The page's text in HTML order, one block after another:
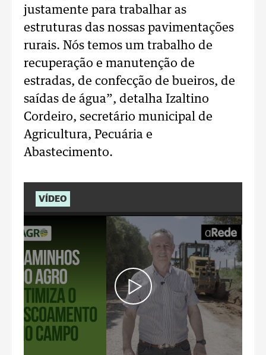
justamente para trabalhar as
estruturas das nossas pavimentações
rurais. Nós temos um trabalho de
recuperação e manutenção de
estradas, de confecção de bueiros, de
saídas de água”, detalha Izaltino
Cordeiro, secretário municipal de
Agricultura, Pecuária e
Abastecimento.
VÍDEO